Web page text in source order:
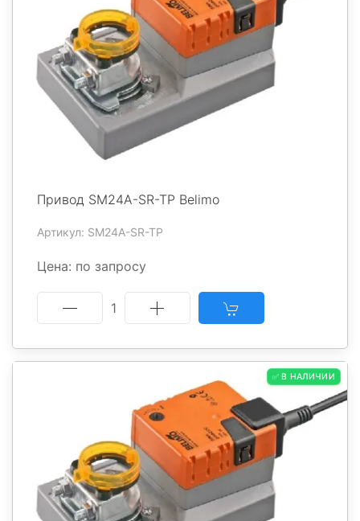
Привод SM24A-SR-TP Belimo
Артикул: SM24A-SR-TP
Цена: по запросу
1
✅ В НАЛИЧИИ